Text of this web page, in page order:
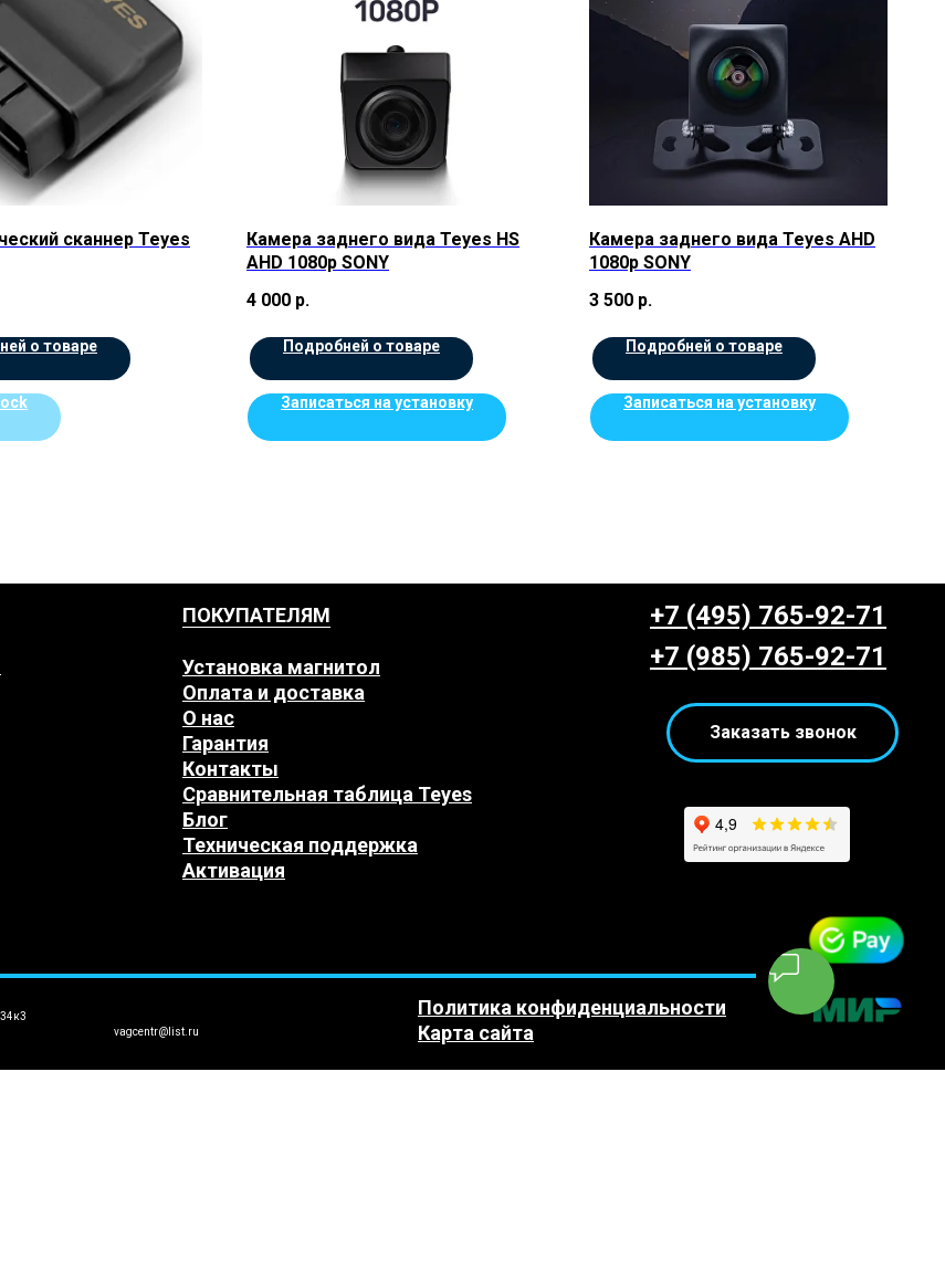
сканнер Teyes
о товаре
Камера заднего вида Teyes HS
AHD 1080p SONY
4 000 р.
Подробней о товаре
Записаться на установку
Камера заднего вида Teyes AHD
1080p SONY
3 500 р.
Подробней о товаре
Записаться на установку
ПОКУПАТЕЛЯМ
+7 (495) 765-92-71
+7 (985) 765-92-71
vagcentr@list.ru
Заказать звонок
Политика конфиденциальности
Карта сайта
Установка магнитол
Контакты
Сравнительная таблица Teyes
Блог
Техническая поддержка
Активация
Оплата и доставка
О нас
Гарантия